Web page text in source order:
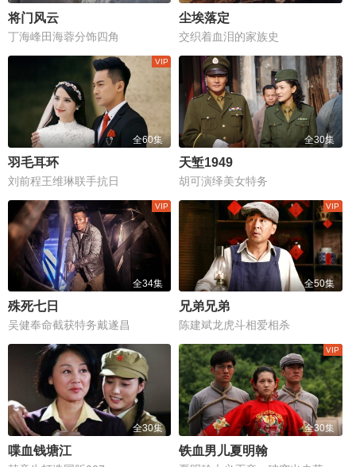
将门风云
丁海峰田海蓉分饰四角
尘埃落定
交织着血泪的家族史
全60集
羽毛耳环
刘前程王维琳联手抗日
全30集
天堑1949
胡可演绎美女特务
全34集
殊死七日
吴健奉命截获特务戴遂昌
全50集
兄弟兄弟
陈建斌龙虎斗相爱相杀
全30集
喋血钱塘江
全30集
铁血男儿夏明翰